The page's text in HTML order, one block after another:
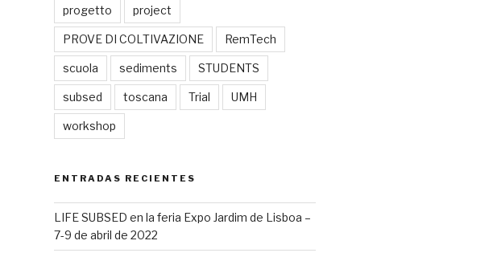
progetto project
PROVE DI COLTIVAZIONE RemTech
scuola sediments STUDENTS
subsed toscana Trial UMH
workshop
ENTRADAS RECIENTES
LIFE SUBSED en la feria Expo Jardim de Lisboa –
7-9 de abril de 2022